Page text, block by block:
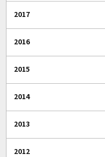
2017
2016
2015
2014
2013
2012